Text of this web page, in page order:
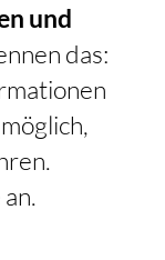
und
das: